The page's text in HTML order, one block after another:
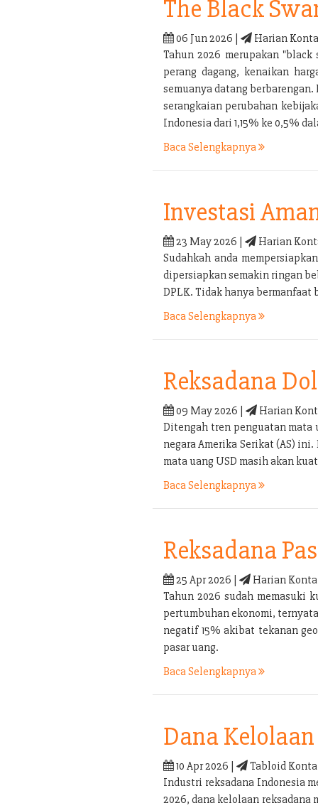
The Black
06 Jun 2026 |
Harian
Tahun 2026 merupakan
perang dagang, kenaikan
semuanya datang
serangkaian perubahan
Indonesia dari 1,15% ke 0,5%
Baca Selengkapnya
Investasi
23 May 2026 |
Harian
Sudahkah anda
dipersiapkan semakin ringan
DPLK. Tidak hanya
Baca Selengkapnya
Reksadana
09 May 2026 |
Harian
Ditengah tren penguatan mata
negara Amerika Serikat (AS)
mata uang USD masih akan
Baca Selengkapnya
Reksadana
25 Apr 2026 |
Harian
Tahun 2026 sudah memasuki
pertumbuhan ekonomi,
negatif 15% akibat tekanan
pasar uang.
Baca Selengkapnya
Dana
10 Apr 2026 |
Tabloid
Industri reksadana Indonesia
2026, dana kelolaan